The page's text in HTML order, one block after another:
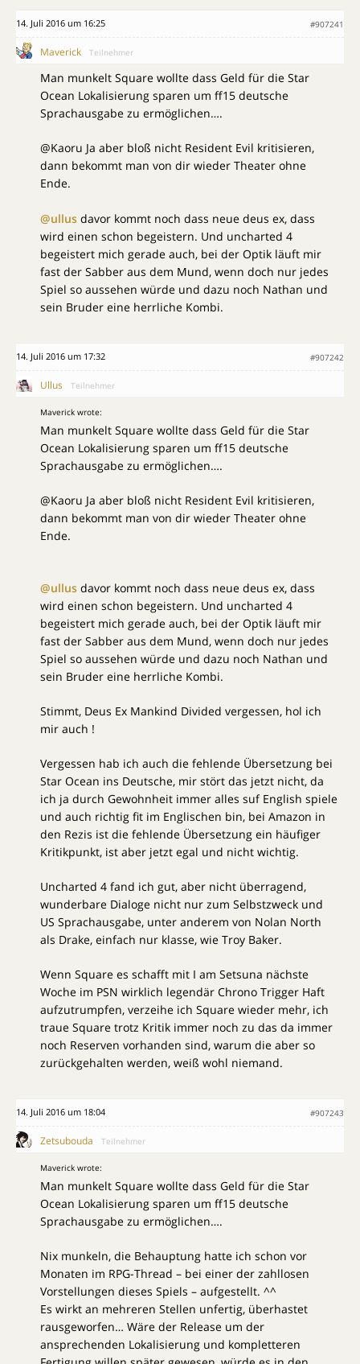
14. Juli 2016 um 16:25 #907241
Maverick Teilnehmer
Man munkelt Square wollte dass Geld für die Star
Ocean Lokalisierung sparen um ff15 deutsche
Sprachausgabe zu ermöglichen….
@Kaoru Ja aber bloß nicht Resident Evil kritisieren,
dann bekommt man von dir wieder Theater ohne
Ende.
@ullus davor kommt noch dass neue deus ex, dass
wird einen schon begeistern. Und uncharted 4
begeistert mich gerade auch, bei der Optik läuft mir
fast der Sabber aus dem Mund, wenn doch nur jedes
Spiel so aussehen würde und dazu noch Nathan und
sein Bruder eine herrliche Kombi.
14. Juli 2016 um 17:32 #907242
Ullus Teilnehmer
Maverick wrote:
Man munkelt Square wollte dass Geld für die Star
Ocean Lokalisierung sparen um ff15 deutsche
Sprachausgabe zu ermöglichen….
@Kaoru Ja aber bloß nicht Resident Evil kritisieren,
dann bekommt man von dir wieder Theater ohne
Ende.
@ullus davor kommt noch dass neue deus ex, dass
wird einen schon begeistern. Und uncharted 4
begeistert mich gerade auch, bei der Optik läuft mir
fast der Sabber aus dem Mund, wenn doch nur jedes
Spiel so aussehen würde und dazu noch Nathan und
sein Bruder eine herrliche Kombi.
Stimmt, Deus Ex Mankind Divided vergessen, hol ich
mir auch !
Vergessen hab ich auch die fehlende Übersetzung bei
Star Ocean ins Deutsche, mir stört das jetzt nicht, da
ich ja durch Gewohnheit immer alles suf English spiele
und auch richtig fit im Englischen bin, bei Amazon in
den Rezis ist die fehlende Übersetzung ein häufiger
Kritikpunkt, ist aber jetzt egal und nicht wichtig.
Uncharted 4 fand ich gut, aber nicht überragend,
wunderbare Dialoge nicht nur zum Selbstzweck und
US Sprachausgabe, unter anderem von Nolan North
als Drake, einfach nur klasse, wie Troy Baker.
Wenn Square es schafft mit I am Setsuna nächste
Woche im PSN wirklich legendär Chrono Trigger Haft
aufzutrumpfen, verzeihe ich Square wieder mehr, ich
traue Square trotz Kritik immer noch zu das da immer
noch Reserven vorhanden sind, warum die aber so
zurückgehalten werden, weiß wohl niemand.
14. Juli 2016 um 18:04 #907243
Zetsubouda Teilnehmer
Maverick wrote:
Man munkelt Square wollte dass Geld für die Star
Ocean Lokalisierung sparen um ff15 deutsche
Sprachausgabe zu ermöglichen….
Nix munkeln, die Behauptung hatte ich schon vor
Monaten im RPG-Thread – bei einer der zahllosen
Vorstellungen dieses Spiels – aufgestellt. ^^
Es wirkt an mehreren Stellen unfertig, überhastet
rausgeworfen… Wäre der Release um der
ansprechenden Lokalisierung und kompletteren